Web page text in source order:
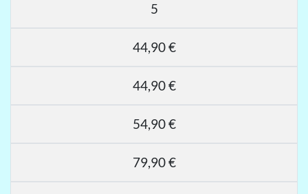
5
44,90 €
44,90 €
54,90 €
79,90 €